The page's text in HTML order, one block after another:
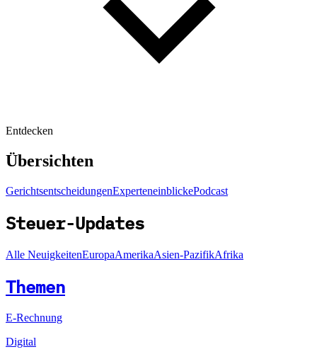
Entdecken
Übersichten
GerichtsentscheidungenExperteneinblickePodcast
Steuer-Updates
Alle NeuigkeitenEuropaAmerikaAsien-PazifikAfrika
Themen
E-Rechnung
Digital